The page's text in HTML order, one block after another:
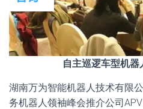
自主巡逻车型机
湖南万为智能机器人技术有限
务机器人领袖峰会推介公司